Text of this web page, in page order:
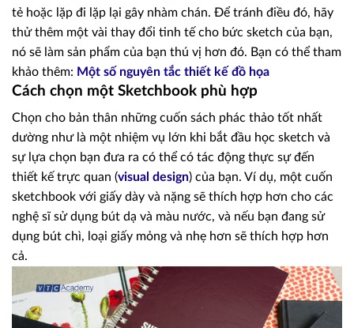
tẻ hoặc lặp đi lặp lại gây nhàm chán. Để tránh điều đó, hãy
thử thêm một vài thay đổi tinh tế cho bức sketch của bạn,
nó sẽ làm sản phẩm của bạn thú vị hơn đó. Bạn có thể tham
khảo thêm: Một số nguyên tắc thiết kế đồ họa
Cách chọn một Sketchbook phù hợp
Chọn cho bản thân những cuốn sách phác thảo tốt nhất
dường như là một nhiệm vụ lớn khi bắt đầu học sketch và
sự lựa chọn bạn đưa ra có thể có tác động thực sự đến
thiết kế trực quan (visual design) của bạn. Ví dụ, một cuốn
sketchbook với giấy dày và nặng sẽ thích hợp hơn cho các
nghệ sĩ sử dụng bút dạ và màu nước, và nếu bạn đang sử
dụng bút chì, loại giấy mỏng và nhẹ hơn sẽ thích hợp hơn
cả.